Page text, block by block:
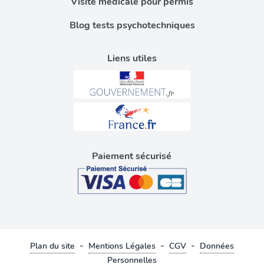
Liens utiles
Blog tests psychotechniques
Paiement sécurisé
Plan du site - Mentions Légales - CGV - Données
Personnelles